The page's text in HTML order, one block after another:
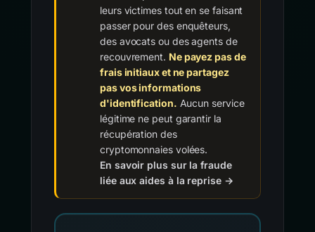
leurs victimes tout en se faisant
passer pour des enquêteurs,
des avocats ou des agents de
recouvrement. Ne payez pas de
frais initiaux et ne partagez
pas vos informations
d'identification. Aucun service
légitime ne peut garantir la
récupération des
cryptomonnaies volées.
En savoir plus sur la fraude
liée aux aides à la reprise →